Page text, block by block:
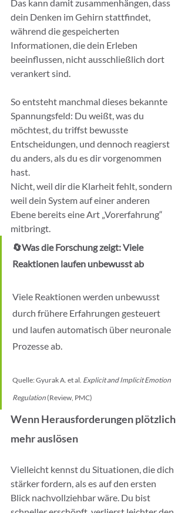
Das kann damit zusammenhängen, dass
dein Denken im Gehirn stattfindet,
während die gespeicherten
Informationen, die dein Erleben
beeinflussen, nicht ausschließlich dort
verankert sind.
So entsteht manchmal dieses bekannte
Spannungsfeld: Du weißt, was du
möchtest, du triffst bewusste
Entscheidungen, und dennoch reagierst
du anders, als du es dir vorgenommen
hast.
Nicht, weil dir die Klarheit fehlt, sondern
weil dein System auf einer anderen
Ebene bereits eine Art „Vorerfahrung“
mitbringt.
🔄Was die Forschung zeigt: Viele
Reaktionen laufen unbewusst ab
Viele Reaktionen werden unbewusst
durch frühere Erfahrungen gesteuert
und laufen automatisch über neuronale
Prozesse ab.
Quelle: Gyurak A. et al. Explicit and Implicit Emotion
Regulation (Review, PMC)
Wenn Herausforderungen plötzlich
mehr auslösen
Vielleicht kennst du Situationen, die dich
stärker fordern, als es auf den ersten
Blick nachvollziehbar wäre. Du bist